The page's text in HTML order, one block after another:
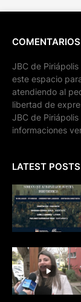
JBC de
este espacio
atendiendo al
libertad de
JBC de
informaciones
LATEST POSTS